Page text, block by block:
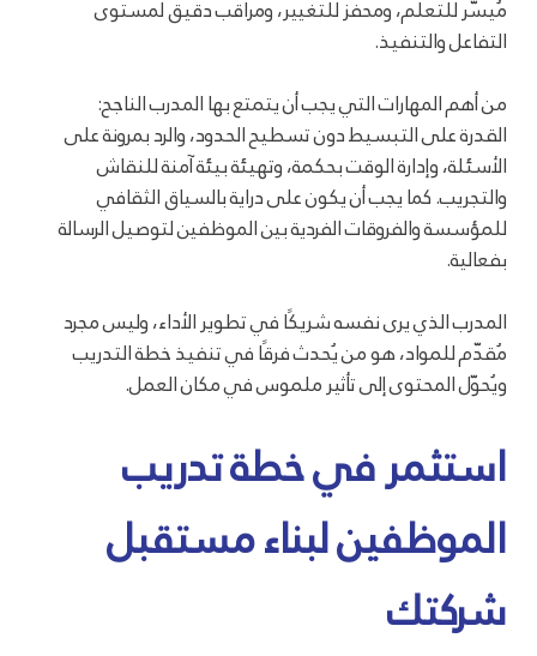
مُيسّر للتعلم، ومحفز للتغيير، ومراقب دقيق لمستوى
التفاعل والتنفيذ.
من أهم المهارات التي يجب أن يتمتع بها المدرب الناجح:
القدرة على التبسيط دون تسطيح الحدود، والرد بمرونة على
الأسئلة، وإدارة الوقت بحكمة، وتهيئة بيئة آمنة للنقاش
والتجريب. كما يجب أن يكون على دراية بالسياق الثقافي
للمؤسسة والفروقات الفردية بين الموظفين لتوصيل الرسالة
بفعالية.
المدرب الذي يرى نفسه شريكًا في تطوير الأداء، وليس مجرد
مُقدّم للمواد، هو من يُحدث فرقًا في تنفيذ خطة التدريب
ويُحوّل المحتوى إلى تأثير ملموس في مكان العمل.
استثمر في خطة تدريب
الموظفين لبناء مستقبل
شركتك